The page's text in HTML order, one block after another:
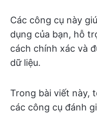
Các công cụ này
dụng của bạn, hỗ
cách chính xác và
dữ liệu.
Trong bài viết này,
các công cụ đánh